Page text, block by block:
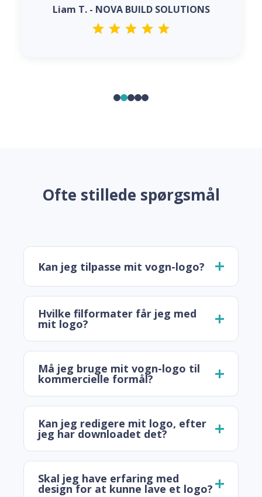
Liam T. - NOVA BUILD SOLUTIONS
Ofte stillede spørgsmål
Kan jeg tilpasse mit vogn-logo?
Hvilke filformater får jeg med
mit logo?
Må jeg bruge mit vogn-logo til
kommercielle formål?
Kan jeg redigere mit logo, efter
jeg har downloadet det?
Skal jeg have erfaring med
design for at kunne lave et logo?